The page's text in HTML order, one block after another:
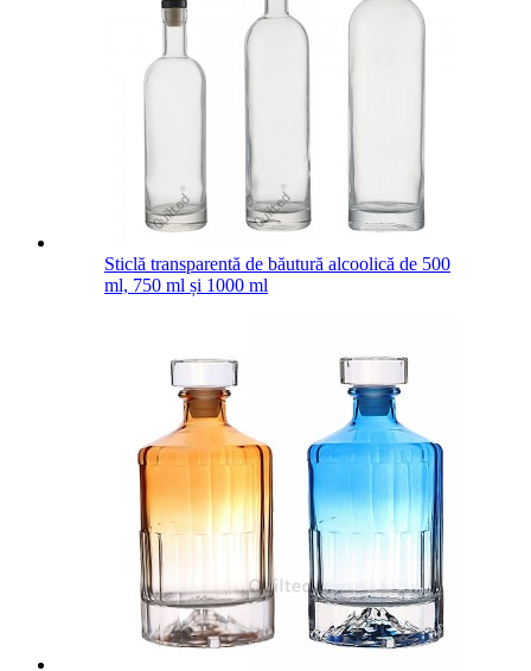
Sticlă transparentă de băutură alcoolică de 500
ml, 750 ml și 1000 ml